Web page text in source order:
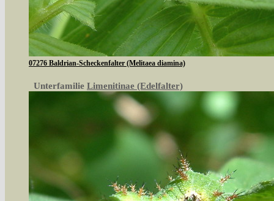
07276 Baldrian-Scheckenfalter (Melitaea diamina)
Unterfamilie Limenitinae (Edelfalter)